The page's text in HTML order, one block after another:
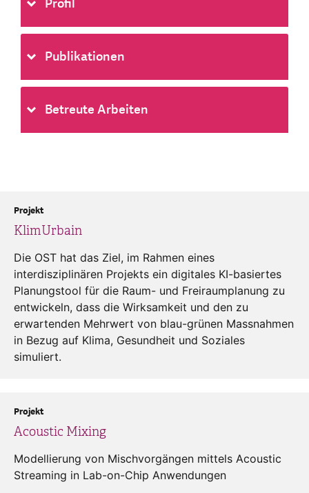
Profil
Publikationen
Betreute Arbeiten
KlimUrbain
Projekt
Die OST hat das Ziel, im Rahmen eines
interdisziplinären Projekts ein digitales KI-basiertes
Planungstool für die Raum- und Freiraumplanung zu
entwickeln, dass die Wirksamkeit und den zu
erwartenden Mehrwert von blau-grünen Massnahmen
in Bezug auf Klima, Gesundheit und Soziales
simuliert.
Acoustic Mixing
Projekt
Modellierung von Mischvorgängen mittels Acoustic
Streaming in Lab-on-Chip Anwendungen